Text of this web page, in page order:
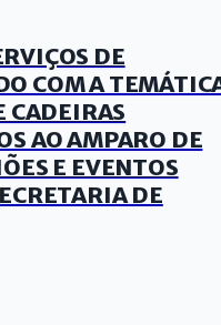
DE
COM A
CADEIRAS
AO AMPARO DE
E EVENTOS
DE